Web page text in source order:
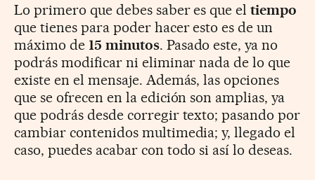
Lo primero que debes saber es que eltiempo
que tienes para poder hacer esto es de un
máximo de 15 minutos. Pasado este, ya no
podrás modificar ni eliminar nada de lo que
existe en el mensaje. Además, las opciones
que se ofrecen en la edición son amplias, ya
que podrás desde corregir texto; pasando por
cambiar contenidos multimedia; y, llegado el
caso, puedes acabar con todo si así lo deseas.